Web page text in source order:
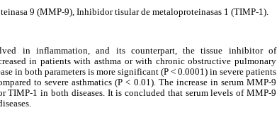
9 (MMP-9), Inhibidor tisular de metaloproteinasas 1 (TIMP-1).
in inflammation, and its counterpart, the tissue inhibitor of
in patients with asthma or with chronic obstructive pulmonary
in both parameters is more significant (P < 0.0001) in severe patients
to severe asthmatics (P < 0.01). The increase in serum MMP-9
1 in both diseases. It is concluded that serum levels of MMP-9